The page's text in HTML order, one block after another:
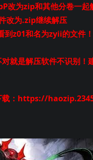
为zip和其他分卷一起
为.zip继续解压
z01和名为zyii的文件
对就是解压软件不识别
载：https://